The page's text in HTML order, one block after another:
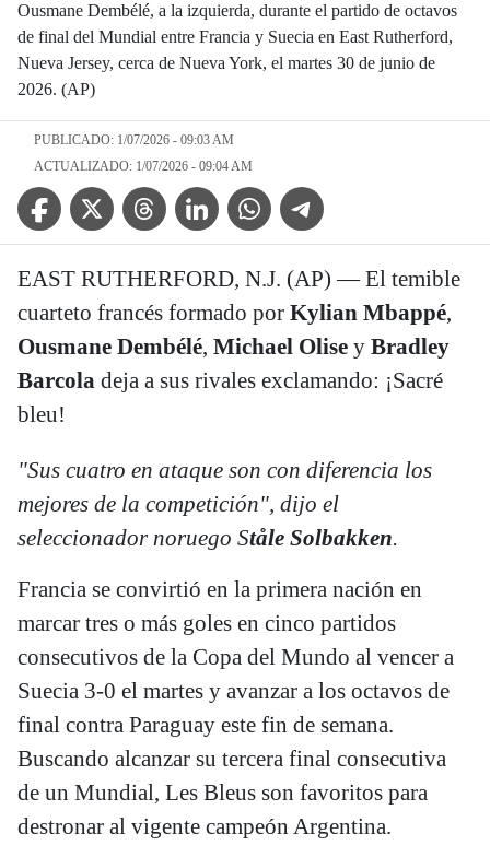
Ousmane Dembélé, a la izquierda, durante el partido de octavos
de final del Mundial entre Francia y Suecia en East Rutherford,
Nueva Jersey, cerca de Nueva York, el martes 30 de junio de
2026. (AP)
PUBLICADO: 1/07/2026 - 09:03 AM
ACTUALIZADO: 1/07/2026 - 09:04 AM
Facebook IconTwitter IconThreads IconLinkedin IconWhatsApp IconTelegram Icon
EAST RUTHERFORD, N.J. (AP) — El temible
cuarteto francés formado por Kylian Mbappé,
Ousmane Dembélé, Michael Olise y Bradley
Barcola deja a sus rivales exclamando: ¡Sacré
bleu!
"Sus cuatro en ataque son con diferencia los
mejores de la competición", dijo el
seleccionador noruego Ståle Solbakken.
Francia se convirtió en la primera nación en
marcar tres o más goles en cinco partidos
consecutivos de la Copa del Mundo al vencer a
Suecia 3-0 el martes y avanzar a los octavos de
final contra Paraguay este fin de semana.
Buscando alcanzar su tercera final consecutiva
de un Mundial, Les Bleus son favoritos para
destronar al vigente campeón Argentina.